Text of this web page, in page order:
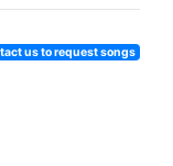
us to request songs